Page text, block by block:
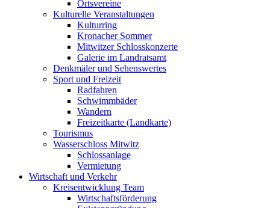
Ortsvereine
Kulturelle Veranstaltungen
Kulturring
Kronacher Sommer
Mitwitzer Schlosskonzerte
Galerie im Landratsamt
Denkmäler und Sehenswertes
Sport und Freizeit
Radfahren
Schwimmbäder
Wandern
Freizeitkarte (Landkarte)
Tourismus
Wasserschloss Mitwitz
Schlossanlage
Vermietung
Wirtschaft und Verkehr
Kreisentwicklung Team
Wirtschaftsförderung